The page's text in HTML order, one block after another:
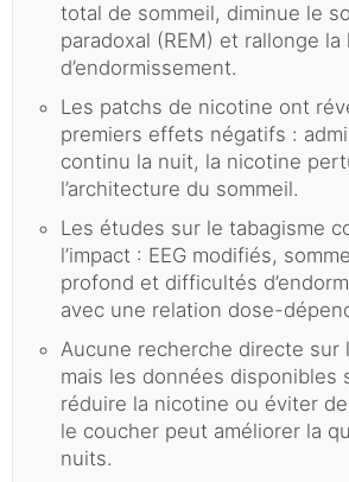
total de sommeil, diminue le
paradoxal (REM) et rallonge la
d’endormissement.
Les patchs de nicotine ont
premiers effets négatifs :
continu la nuit, la nicotine
l’architecture du sommeil.
Les études sur le tabagisme
l’impact : EEG modifiés,
profond et difficultés
avec une relation dose-
Aucune recherche directe sur
mais les données disponibles
réduire la nicotine ou éviter
le coucher peut améliorer la
nuits.